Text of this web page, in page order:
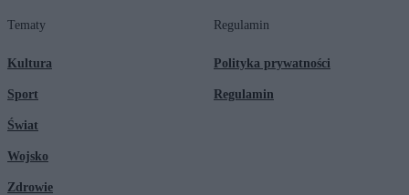
Tematy
Kultura
Sport
Świat
Wojsko
Zdrowie
Regulamin
Polityka prywatności
Regulamin